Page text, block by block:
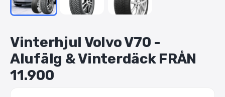
Vinterhjul VolvoV70 -
Alufälg &Vinterdäck FRÅN
11.900